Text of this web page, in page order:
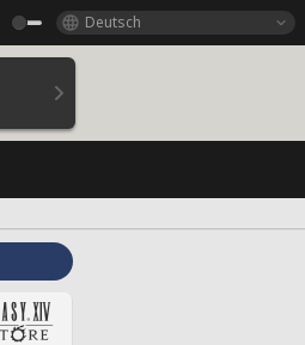
Deutsch